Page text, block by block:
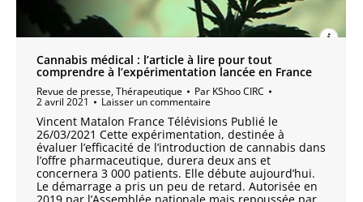
Cannabis médical : l’article à lire pour tout
comprendre à l’expérimentation lancée en France
Revue de presse,Thérapeutique Par KShoo CIRC
2 avril 2021 Laisser un commentaire
Vincent Matalon France Télévisions Publié le
26/03/2021 Cette expérimentation, destinée à
évaluer l’efficacité de l’introduction de cannabis dans
l’offre pharmaceutique, durera deux ans et
concernera 3 000 patients. Elle débute aujourd’hui.
Le démarrage a pris un peu de retard. Autorisée en